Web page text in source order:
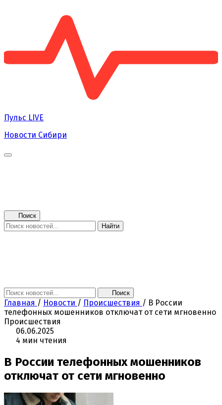
Пульс LIVE
Новости Сибири
Поиск
Найти
Поиск
Главная / Новости / Происшествия / В России
телефонных мошенников отключат от сети мгновенно
Происшествия
06.06.2025
4 мин чтения
В России телефонных мошенников
отключат от сети мгновенно